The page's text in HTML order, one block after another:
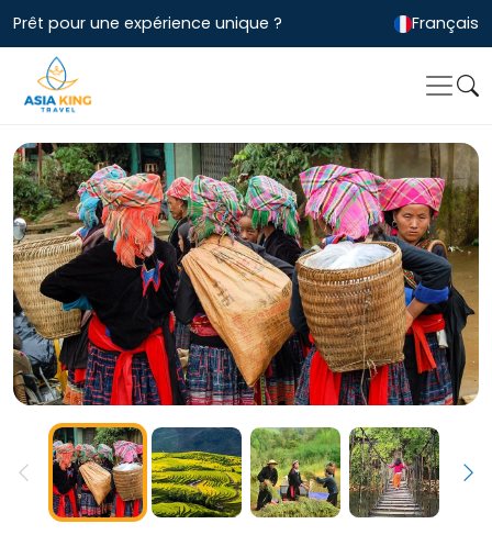
Prêt pour une expérience unique ? Français